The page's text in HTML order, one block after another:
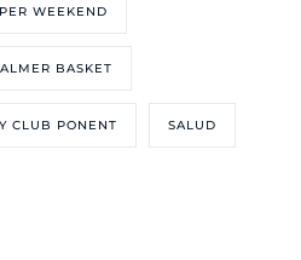
WEEKEND
BASKET
CLUB PONENT SALUD